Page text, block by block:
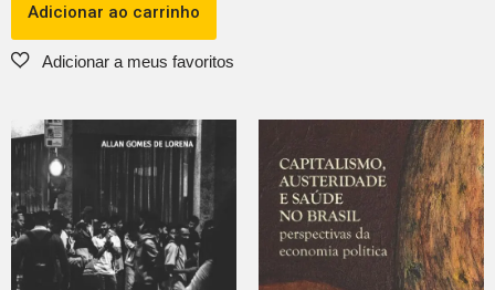
Adicionar ao carrinho